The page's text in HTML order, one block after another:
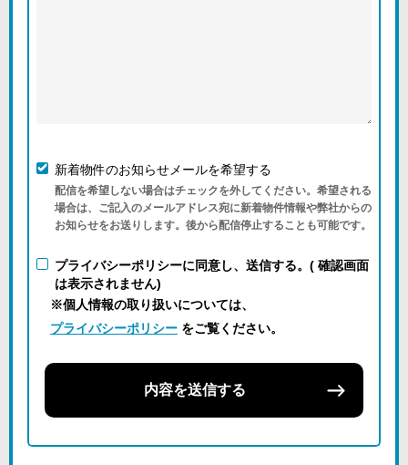
新着物件のお知らせメールを希望する
配信を希望しない場合はチェックを外してください。希望される
場合は、ご記入のメールアドレス宛に新着物件情報や弊社からの
お知らせをお送りします。後から配信停止することも可能です。
プライバシーポリシーに同意し、送信する。( 確認画面
は表示されません)
※個人情報の取り扱いについては、
プライバシーポリシー をご覧ください。
内容を送信する